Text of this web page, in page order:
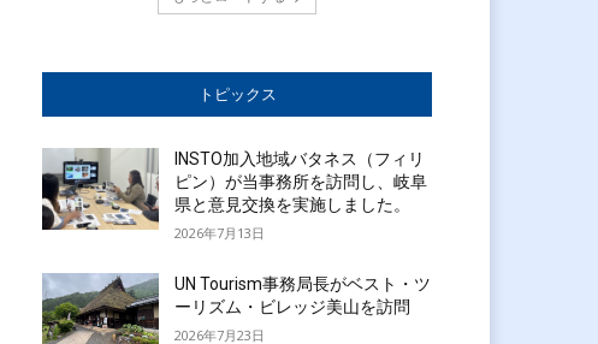
トピックス
INSTO加入地域バタネス（フィリ
ピン）が当事務所を訪問し、岐阜
県と意見交換を実施しました。
2026年7月13日
UN Tourism事務局長がベスト・ツ
ーリズム・ビレッジ美山を訪問
2026年7月23日